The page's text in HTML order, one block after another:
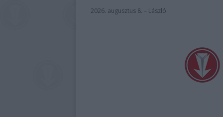
2026. augusztus 8. – László